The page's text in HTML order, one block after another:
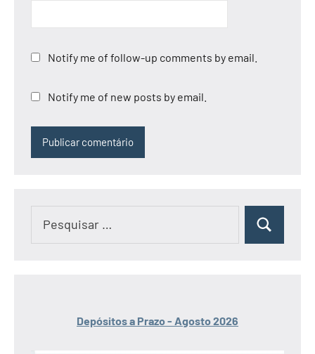
Notify me of follow-up comments by email.
Notify me of new posts by email.
Pesquisar
Depósitos a Prazo - Agosto 2026